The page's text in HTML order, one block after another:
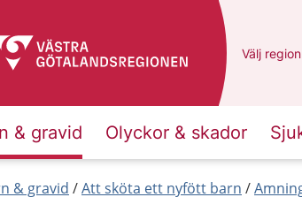
Du har
Välj en
region
& gravid Olyckor & skador
& gravid Att sköta ett nyfött barn